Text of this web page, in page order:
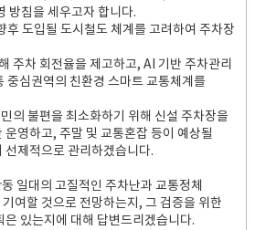
방침을 세우고자 합니다.
후 도입될 도시철도 체계를 고려하여 주차장
주차 회전율을 제고하고, AI 기반 주차관리
중심권역의 친환경 스마트 교통체계를
의 불편을 최소화하기 위해 신설 주차장을
영하고, 주말 및 교통혼잡 등이 예상될
선제적으로 관리하겠습니다.
일대의 고질적인 주차난과 교통정체
여할 것으로 전망하는지, 그 검증을 위한
은 있는지에 대해 답변드리겠습니다.